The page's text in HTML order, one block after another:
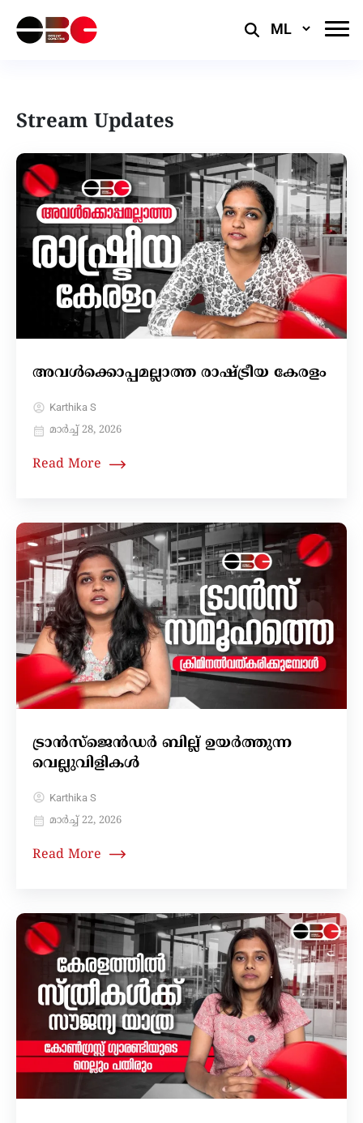
Select
Stream Updates
അവള്‍ക്കൊപ്പമല്ലാത്ത രാഷ്ട്രീയ കേരളം
Karthika S
മാർച്ച്‌ 28, 2026
Read More
ട്രാൻസ്ജെൻഡർ ബില്ല് ഉയർത്തുന്ന
വെല്ലുവിളികൾ
Karthika S
മാർച്ച്‌ 22, 2026
Read More